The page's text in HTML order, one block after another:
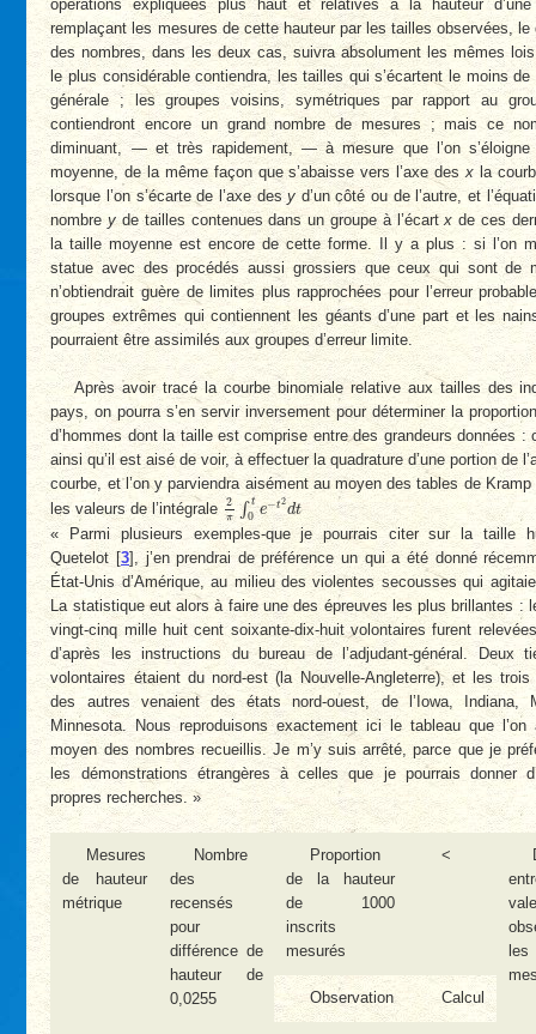
opérations expliquées plus haut et relatives à la hauteur
remplaçant les mesures de cette hauteur par les tailles observées, le
des nombres, dans les deux cas, suivra absolument les mêmes
le plus considérable contiendra, les tailles qui s’écartent le moins de
générale ; les groupes voisins, symétriques par rapport au
contiendront encore un grand nombre de mesures ; mais ce
diminuant, — et très rapidement, — à mesure que l’on
moyenne, de la même façon que s’abaisse vers l’axe desxla
lorsque l’on s’écarte de l’axe desyd’un côté ou de l’autre, et
nombreyde tailles contenues dans un groupe à l’écartx de ces
la taille moyenne est encore de cette forme. Il y a plus : si l’on
statue avec des procédés aussi grossiers que ceux qui sont de
n’obtiendrait guère de limites plus rapprochées pour l’erreur
groupes extrêmes qui contiennent les géants d’une part et les
pourraient être assimilés aux groupes d’erreur limite.
Après avoir tracé la courbe binomiale relative aux tailles des
pays, on pourra s’en servir inversement pour déterminer la
d’hommes dont la taille est comprise entre des grandeurs données :
ainsi qu’il est aisé de voir, à effectuer la quadrature d’une portion de
courbe, et l’on y parviendra aisément au moyen des tables de Kramp
les valeurs de l’intégrale
2
π ∫ t
0 e−t2
dt
2 ∫0 e−t2 t
« Parmi plusieurs exemples-que je pourrais citer sur la taille
Quetelot[3]
, j’en prendrai de préférence un qui a été donné
État-Unis d’Amérique, au milieu des violentes secousses qui
La statistique eut alors à faire une des épreuves les plus brillantes :
vingt-cinq mille huit cent soixante-dix-huit volontaires furent
d’après les instructions du bureau de l’adjudant-général. Deux
volontaires étaient du nord-est (la Nouvelle-Angleterre), et les trois
des autres venaient des états nord-ouest, de l’Iowa, Indiana,
Minnesota. Nous reproduisons exactement ici le tableau que
moyen des nombres recueillis. Je m’y suis arrêté, parce que je
les démonstrations étrangères à celles que je pourrais donner
propres recherches. »
Mesures
de hauteur
métrique
Nombre
des
recensés
pour
différence de
hauteur de
0,0255
Proportion
de la hauteur
de 1000
inscrits
mesurés
<
Observation
Calcul